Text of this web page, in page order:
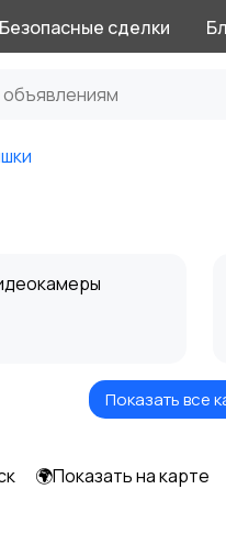
Безопасные сделки
Показать все
🌍Показать на карте